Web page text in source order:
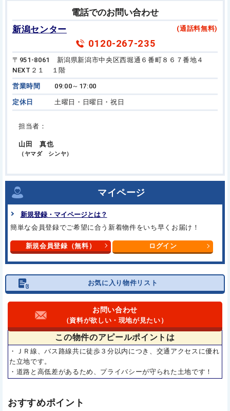
電話でのお問い合わせ
新潟センター
(通話料無料)
0120-267-235
〒951-8061 新潟県新潟市中央区西堀通６番町８６７番地４
NEXT２１ １階
営業時間 09:00～17:00
定休日 土曜日・日曜日・祝日
担当者：
山田 真也
（ヤマダ シンヤ）
マイページ
新規登録・マイページとは？
簡単な会員登録でご希望に合う 新着物件をいち早くお届け！
新規会員登録（無料） ログイン
お気に入り物件リスト
お問い合わせ
（資料が欲しい・現地が見たい）
この物件のアピールポイントは
・ＪＲ線、バス路線共に徒歩３分以内につき、交通アクセスに優れ
た立地です。
・道路と高低差があるため、プライバシーが守られた土地です！
おすすめポイント